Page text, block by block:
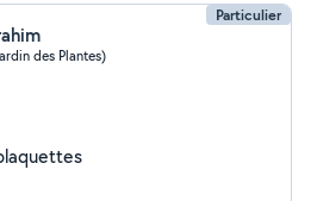
Particulier
des Plantes)